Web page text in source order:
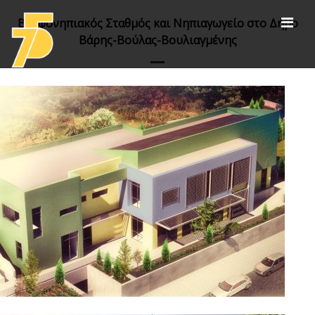
Έργα
αθλητικές εγκαταστάσεις
πολιτισμός /αποκαταστάσεις /εκθεσιακοί
χώροι
εκπαίδευση
υγεία και διοίκηση
Βρεφονηπιακός Σταθμός και Νηπιαγωγείο στο Δήμο
Βάρης-Βούλας-Βουλιαγμένης